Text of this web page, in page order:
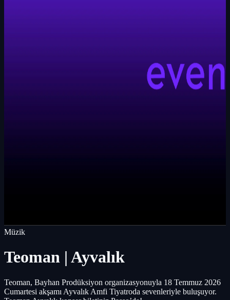
Müzik
Teoman | Ayvalık
Teoman, Bayhan Prodüksiyon organizasyonuyla 18 Temmuz 2026
Cumartesi akşamı Ayvalık Amfi Tiyatroda sevenleriyle buluşuyor.